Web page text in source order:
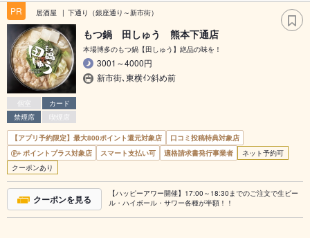
PR 居酒屋 下通り（銀座通り～新市街）
個室
カード
禁煙席
喫煙席
もつ鍋 田しゅう 熊本下通店
本場博多のもつ鍋【田しゅう】絶品の味を！
3001～4000円
新市街､東横ｲﾝ斜め前
【アプリ予約限定】最大800ポイント還元対象店
口コミ投稿特典対象店
ポイントプラス対象店
スマート支払い可 適格請求書発行事業者
ネット予約可
クーポンあり
クーポンを見る
【ハッピーアワー開催】17:00～18:30までのご注文で生ビー
ル・ハイボール・サワー各種が半額！！